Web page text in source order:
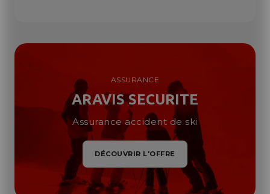
ASSURANCE
ARAVIS SECURITE
Assurance accident de ski
DÉCOUVRIR L'OFFRE